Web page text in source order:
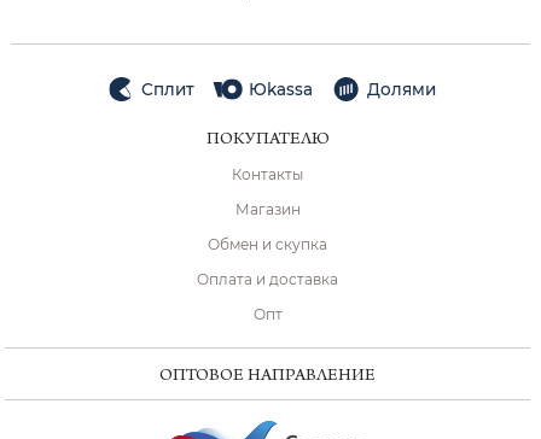
Сплит Юkassa Долями
ПОКУПАТЕЛЮ
Контакты
Магазин
Обмен и скупка
Оплата и доставка
Опт
ОПТОВОЕ НАПРАВЛЕНИЕ